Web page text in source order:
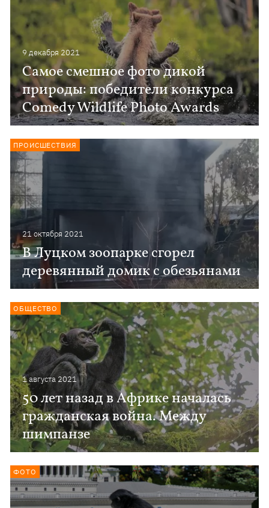
9 декабря 2021
Самое смешное фото дикой
природы: победители конкурса
Сomedy Wildlife Photo Awards
21 октября 2021
В Луцком зоопарке сгорел
деревянный домик с обезьянами
ПРОИСШЕСТВИЯ
1 августа 2021
50 лет назад в Африке началась
гражданская война. Между
шимпанзе
ОБЩЕСТВО
ФОТО